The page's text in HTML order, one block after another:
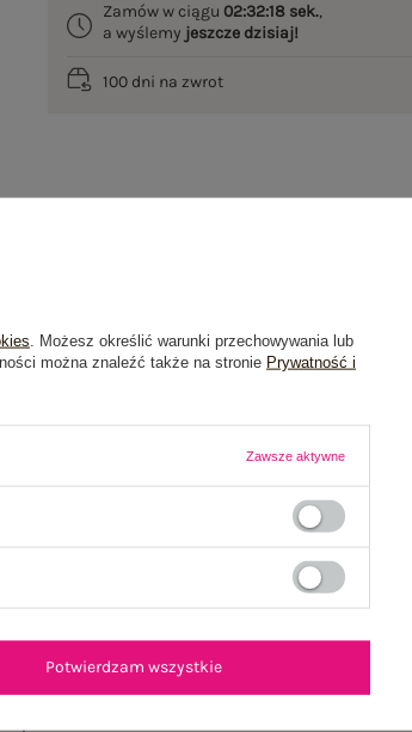
Zamów w ciągu02:32:18 sek.,
a wyślemy jeszcze dzisiaj!
100 dni na zwrot
. Możesz określić warunki przechowywania lub
można znaleźć także na stronie Prywatność i
Zawsze aktywne
Potwierdzam wszystkie